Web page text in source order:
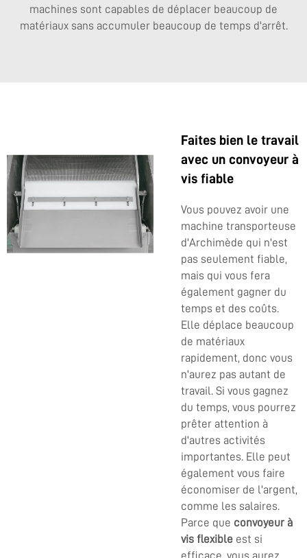
machines sont capables de déplacer beaucoup de
matériaux sans accumuler beaucoup de temps d'arrêt.
Faites bien le travail
avec un convoyeur à
vis fiable
Vous pouvez avoir une
machine transporteuse
d'Archimède qui n'est
pas seulement fiable,
mais qui vous fera
également gagner du
temps et des coûts.
Elle déplace beaucoup
de matériaux
rapidement, donc vous
n'aurez pas autant de
travail. Si vous gagnez
du temps, vous pourrez
prêter attention à
d'autres activités
importantes. Elle peut
également vous faire
économiser de l'argent,
comme les salaires.
Parce que convoyeur à
vis flexible est si